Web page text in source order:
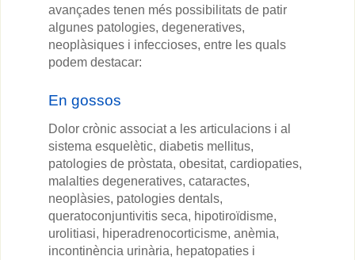
avançades tenen més possibilitats de patir
algunes patologies, degeneratives,
neoplàsiques i infeccioses, entre les quals
podem destacar:
En gossos
Dolor crònic associat a les articulacions i al
sistema esquelètic, diabetis mellitus,
patologies de pròstata, obesitat, cardiopaties,
malalties degeneratives, cataractes,
neoplàsies, patologies dentals,
queratoconjuntivitis seca, hipotiroïdisme,
urolitiasi, hiperadrenocorticisme, anèmia,
incontinència urinària, hepatopaties i